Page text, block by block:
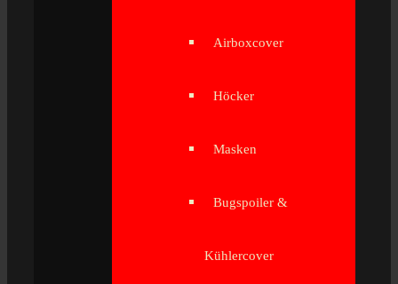
Airboxcover
Höcker
Masken
Bugspoiler &
Kühlercover